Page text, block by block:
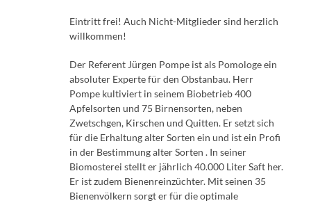
Eintritt frei! Auch Nicht-Mitglieder sind herzlich
willkommen!
Der Referent Jürgen Pompe ist als Pomologe ein
absoluter Experte für den Obstanbau. Herr
Pompe kultiviert in seinem Biobetrieb 400
Apfelsorten und 75 Birnensorten, neben
Zwetschgen, Kirschen und Quitten. Er setzt sich
für die Erhaltung alter Sorten ein und ist ein Profi
in der Bestimmung alter Sorten . In seiner
Biomosterei stellt er jährlich 40.000 Liter Saft her.
Er ist zudem Bienenreinzüchter. Mit seinen 35
Bienenvölkern sorgt er für die optimale